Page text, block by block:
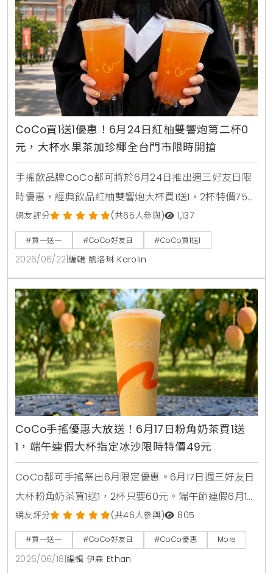
CoCo買1送1優惠！6月24日紅柚雙響炮第二杯0
元，大杯水果茶加珍椰全台門市限時開搶
手搖飲品牌CoCo都可將於6月24日推出週三好友日限
時優惠，經典飲品紅柚雙響炮大杯買1送1，2杯特價75
元。消費者透過官方LINE帳號領取優惠券，即可在線上
點餐平台享有第二杯0元優惠，每人限領2張。
網友評分 (共65人參與) 1,137
#買一送一 #CoCo好友日 #CoCo買1送1
2026/06/22 編輯 凱洛琳 Karolin
CoCo手搖優惠大放送！6月17日粉角奶茶買1送
1，端午連假大杯指定冰沙限時特價49元
CoCo都可手搖祭出6月限定優惠。6月17日週三好友日
大杯粉角奶茶買1送1，2杯只要60元。端午節連假6月19
日至6月21日加碼消暑活動，大杯芒果冰沙、雪沙椰椰
咖啡、雪沙椰椰冬瓜3款指定特調冰沙限時特價49元。
網友評分 (共46人參與) 805
#買一送一 #CoCo好友日 #CoCo優惠 More
2026/06/18 編輯 伊森 Ethan